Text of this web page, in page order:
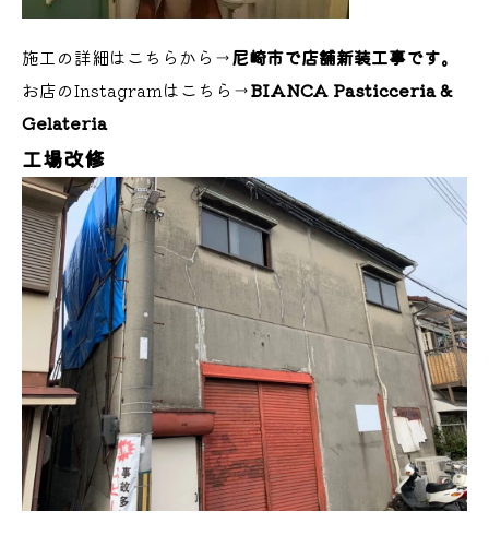
施工の詳細はこちらから→尼崎市で店舗新装工事です。
お店のInstagramはこちら→BIANCA Pasticceria &
Gelateria
工場改修